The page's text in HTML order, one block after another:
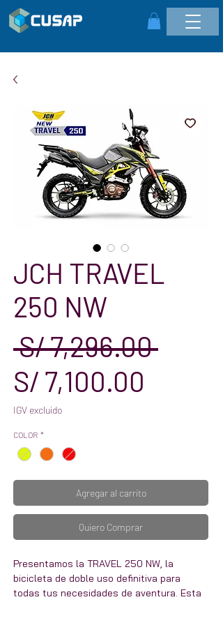
JCH TRAVEL
250 NW
S/ 7,296.00 Precio
S/ 7,100.00
IGV excluido
COLOR *
Agregar al carrito
Quiero Comprar
Presentamos la TRAVEL 250 NW, la
bicicleta de doble uso definitiva para
todas tus necesidades de aventura. Esta